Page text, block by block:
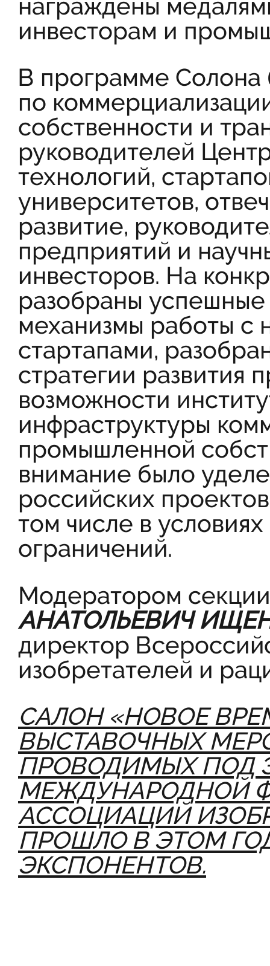
инвесторам и
В программе Солона
по
собственности и
руководителей
технологий,
университетов,
развитие,
предприятий и
инвесторов. На
разобраны
механизмы работы с
стартапами,
стратегии развития
возможности
инфраструктуры
промышленной
внимание было
российских
том числе в
ограничений.
Модератором
АНАТОЛЬЕВИЧ
директор
изобретателей и
САЛОН «НОВОЕ
ВЫСТАВОЧНЫХ
ПРОВОДИМЫХ ПОД
МЕЖДУНАРОДНОЙ
АССОЦИАЦИЙ
ПРОШЛО В ЭТОМ
ЭКСПОНЕНТОВ.